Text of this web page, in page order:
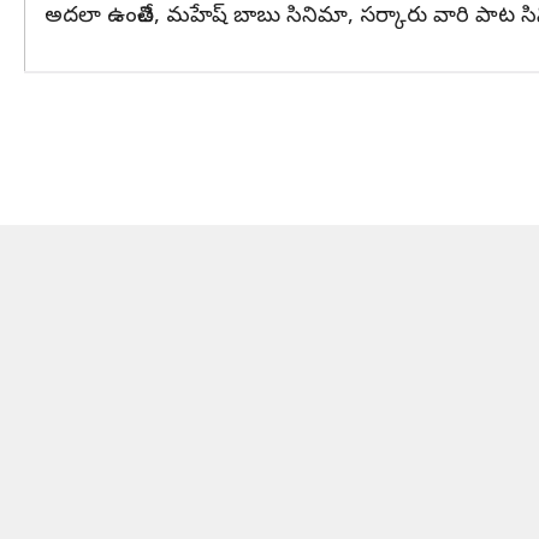
అదలా ఉంచితే, మహేష్ బాబు సినిమా, సర్కారు వారి పాట